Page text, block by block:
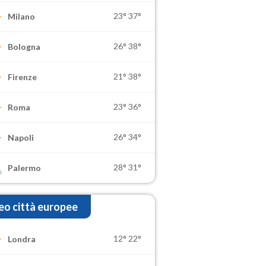
Milano 23° 37°
Bologna 26° 38°
Firenze 21° 38°
Roma 23° 36°
Napoli 26° 34°
Palermo 28° 31°
città europee
Londra 12° 22°